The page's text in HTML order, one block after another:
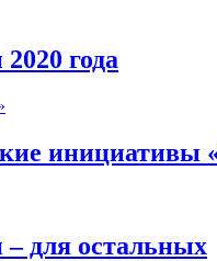
года
инициативы
для остальных